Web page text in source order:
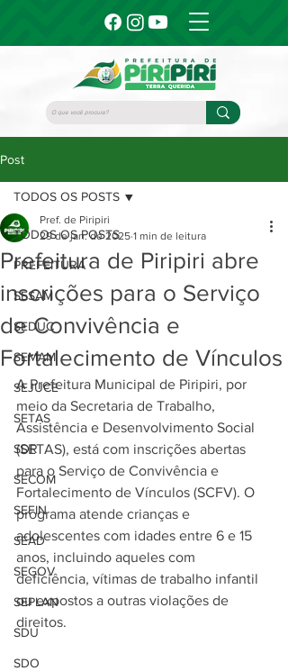
Post
TODOS OS POSTS
PREFEITURA
SESAM
SEDUC
SEMAM
SEJUCE
SETAS
SDR
SECOM
SEFIN
SEAD
SEGOV
SEPLAN
SDU
SDO
TODOS OS POSTS
Prefeitura de Piripiri abre
inscrições para o Serviço
de Convivência e
Fortalecimento de Vínculos
Pref. de Piripiri
29 de jan. de 2025 1 min de leitura
A Prefeitura Municipal de Piripiri, por
meio da Secretaria de Trabalho,
Assistência e Desenvolvimento Social
(SETAS), está com inscrições abertas
para o Serviço de Convivência e
Fortalecimento de Vínculos (SCFV). O
programa atende crianças e
adolescentes com idades entre 6 e 15
anos, incluindo aqueles com
deficiência, vítimas de trabalho infantil
ou expostos a outras violações de
direitos.